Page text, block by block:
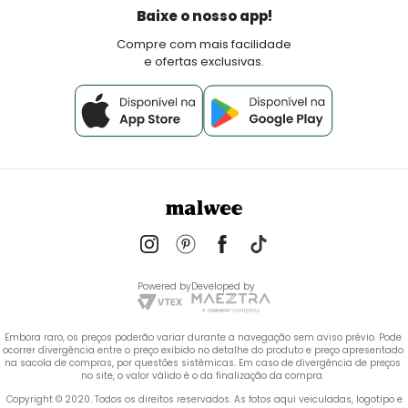
Política de PagamentoBaixe o nosso app!
Compre com mais facilidade
e ofertas exclusivas.
Powered byDeveloped by
Embora raro, os preços poderão variar durante a navegação sem aviso prévio. Pode
ocorrer divergência entre o preço exibido no detalhe do produto e preço apresentado
na sacola de compras, por questões sistêmicas. Em caso de divergência de preços
no site, o valor válido é o da finalização da compra.